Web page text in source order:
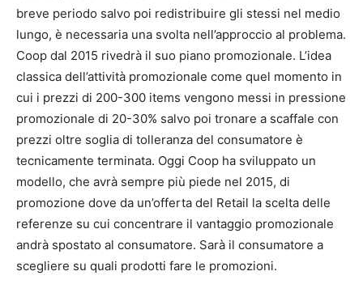
breve periodo salvo poi redistribuire gli stessi nel medio
lungo, è necessaria una svolta nell’approccio al problema.
Coop dal 2015 rivedrà il suo piano promozionale. L’idea
classica dell’attività promozionale come quel momento in
cui i prezzi di 200-300 items vengono messi in pressione
promozionale di 20-30% salvo poi tronare a scaffale con
prezzi oltre soglia di tolleranza del consumatore è
tecnicamente terminata. Oggi Coop ha sviluppato un
modello, che avrà sempre più piede nel 2015, di
promozione dove da un’offerta del Retail la scelta delle
referenze su cui concentrare il vantaggio promozionale
andrà spostato al consumatore. Sarà il consumatore a
scegliere su quali prodotti fare le promozioni.